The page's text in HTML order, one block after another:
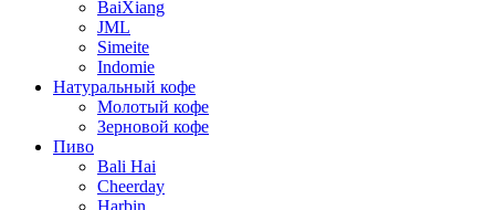
BaiXiang
JML
Simeite
Indomie
Натуральный кофе
Молотый кофе
Зерновой кофе
Пиво
Bali Hai
Cheerday
Harbin